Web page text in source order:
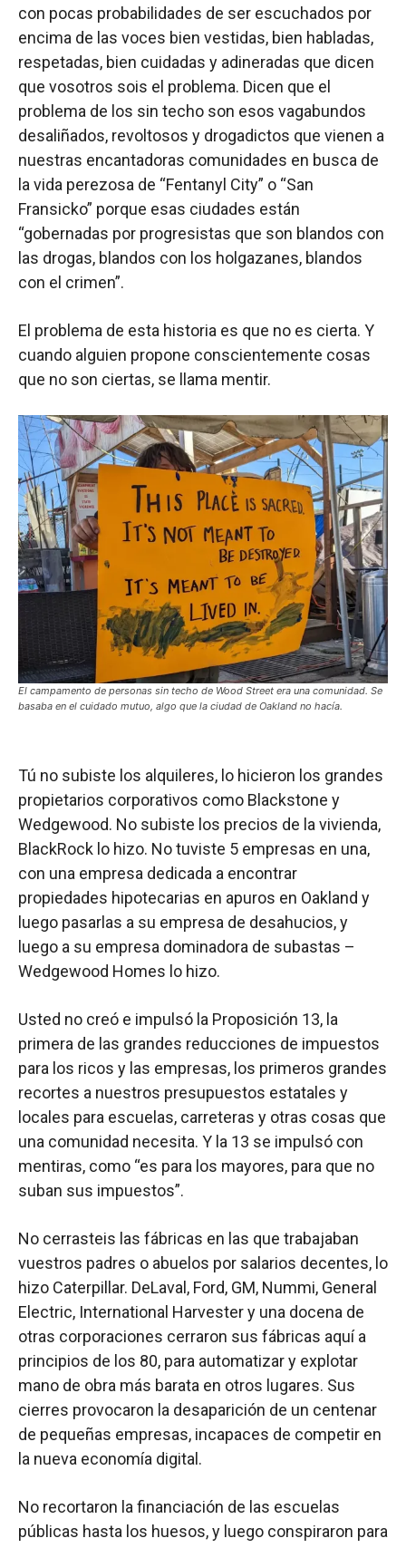
con pocas probabilidades de ser escuchados por
encima de las voces bien vestidas, bien habladas,
respetadas, bien cuidadas y adineradas que dicen
que vosotros sois el problema. Dicen que el
problema de los sin techo son esos vagabundos
desaliñados, revoltosos y drogadictos que vienen a
nuestras encantadoras comunidades en busca de
la vida perezosa de “Fentanyl City” o “San
Fransicko” porque esas ciudades están
“gobernadas por progresistas que son blandos con
las drogas, blandos con los holgazanes, blandos
con el crimen”.
El problema de esta historia es que no es cierta. Y
cuando alguien propone conscientemente cosas
que no son ciertas, se llama mentir.
El campamento de personas sin techo de Wood Street era una comunidad. Se
basaba en el cuidado mutuo, algo que la ciudad de Oakland no hacía.
Tú no subiste los alquileres, lo hicieron los grandes
propietarios corporativos como Blackstone y
Wedgewood. No subiste los precios de la vivienda,
BlackRock lo hizo. No tuviste 5 empresas en una,
con una empresa dedicada a encontrar
propiedades hipotecarias en apuros en Oakland y
luego pasarlas a su empresa de desahucios, y
luego a su empresa dominadora de subastas –
Wedgewood Homes lo hizo.
Usted no creó e impulsó la Proposición 13, la
primera de las grandes reducciones de impuestos
para los ricos y las empresas, los primeros grandes
recortes a nuestros presupuestos estatales y
locales para escuelas, carreteras y otras cosas que
una comunidad necesita. Y la 13 se impulsó con
mentiras, como “es para los mayores, para que no
suban sus impuestos”.
No cerrasteis las fábricas en las que trabajaban
vuestros padres o abuelos por salarios decentes, lo
hizo Caterpillar. DeLaval, Ford, GM, Nummi, General
Electric, International Harvester y una docena de
otras corporaciones cerraron sus fábricas aquí a
principios de los 80, para automatizar y explotar
mano de obra más barata en otros lugares. Sus
cierres provocaron la desaparición de un centenar
de pequeñas empresas, incapaces de competir en
la nueva economía digital.
No recortaron la financiación de las escuelas
públicas hasta los huesos, y luego conspiraron para